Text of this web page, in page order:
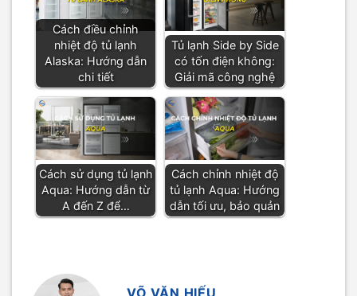
Cách điều chỉnh
nhiệt độ tủ lạnh
Alaska: Hướng dẫn
chi tiết
Tủ lạnh Side by Side
có tốn điện không:
Giải mã công nghệ
Cách sử dụng tủ lạnh
Aqua: Hướng dẫn từ
A đến Z để…
Cách chỉnh nhiệt độ
tủ lạnh Aqua: Hướng
dẫn tối ưu, bảo quản